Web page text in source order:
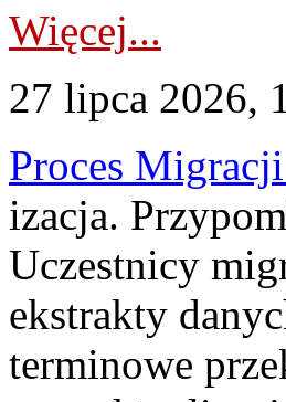
Więcej...
27 lipca 2026,
Proces
izacja.
Uczestnicy
ekstrakty
terminowe